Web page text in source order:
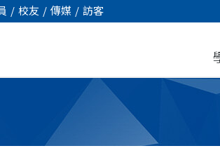
/ 校友 / 傳媒 / 訪客